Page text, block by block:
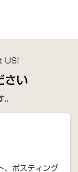
US!
い
、ポスティング